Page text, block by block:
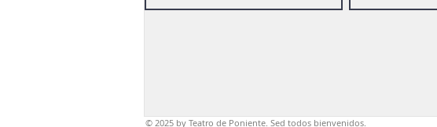
© 2025 by Teatro de Poniente. Sed todos bienvenidos.